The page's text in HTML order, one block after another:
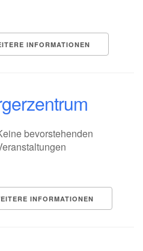
INFORMATIONEN
bevorstehenden
INFORMATIONEN